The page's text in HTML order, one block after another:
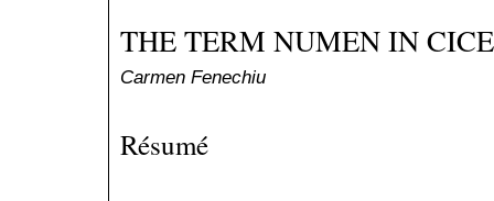
THE TERM NUMEN IN
Carmen Fenechiu
Résumé